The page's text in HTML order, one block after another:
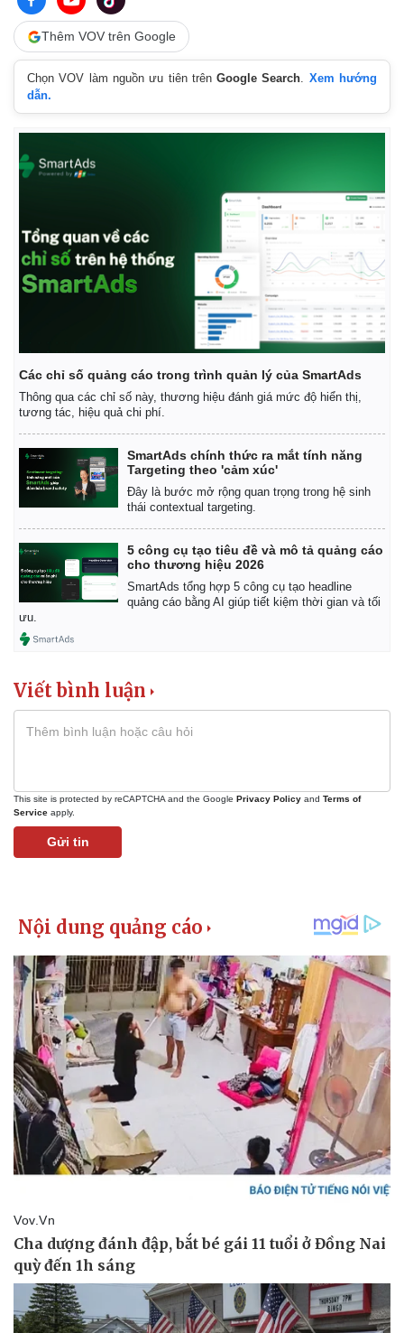
Kinh tế
Bất động sản
Thêm VOV trên Google
Chọn VOV làm nguồn ưu tiên trênGoogle Search. Xem hướng
dẫn.
Các chỉ số quảng cáo trong trình quản lý của SmartAds
Thông qua các chỉ số này, thương hiệu đánh giá mức độ hiển thị,
tương tác, hiệu quả chi phí.
SmartAds chính thức ra mắt tính năng
Targeting theo 'cảm xúc'
Đây là bước mở rộng quan trọng trong hệ sinh
thái contextual targeting.
5 công cụ tạo tiêu đề và mô tả quảng cáo
cho thương hiệu 2026
SmartAds tổng hợp 5 công cụ tạo headline
quảng cáo bằng AI giúp tiết kiệm thời gian và tối
ưu.
Viết bình luận
This site is protected by reCAPTCHA and the Google Privacy Policy and Terms of
Service apply.
Gửi tin